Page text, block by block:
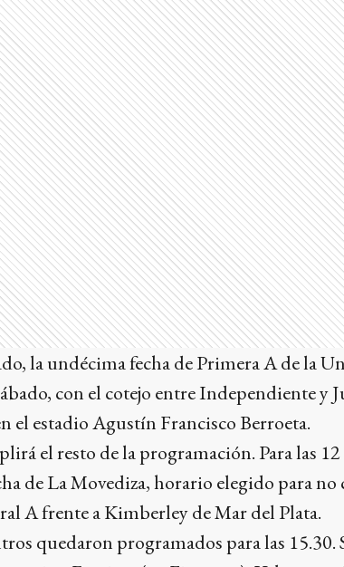
la undécima fecha de Primera A de la
con el cotejo entre Independiente y
el estadio Agustín Francisco Berroeta.
el resto de la programación. Para las
de La Movediza, horario elegido para
A frente a Kimberley de Mar del Plata.
quedaron programados para las 15.30.